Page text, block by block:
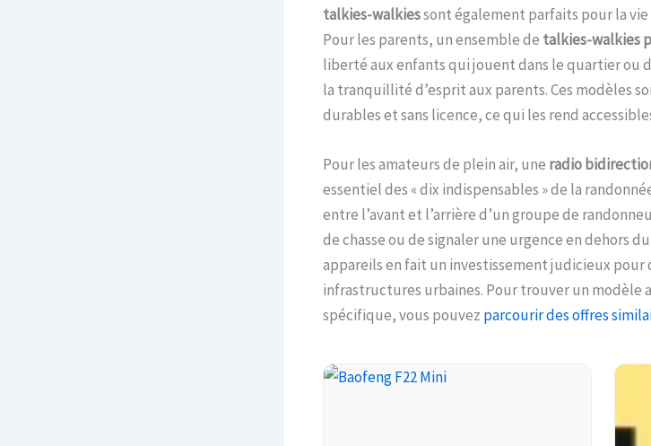
talkies-walkiessont également parfaits pour la
Pour les parents, un ensemble de talkies-walkies
liberté aux enfants qui jouent dans le quartier ou
la tranquillité d’esprit aux parents. Ces modèles
durables et sans licence, ce qui les rend
Pour les amateurs de plein air, une radio
essentiel des « dix indispensables » de la
entre l’avant et l’arrière d’un groupe de
de chasse ou de signaler une urgence en dehors
appareils en fait un investissement judicieux pour
infrastructures urbaines. Pour trouver un modèle
spécifique, vous pouvez parcourir des offres